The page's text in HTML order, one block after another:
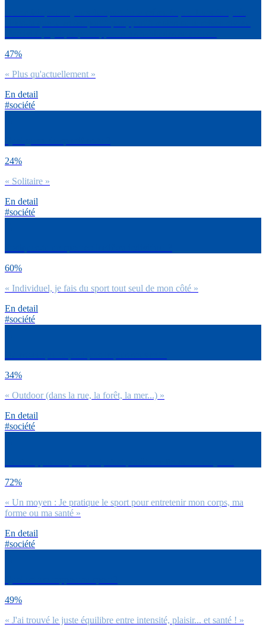
47%
« Plus qu'actuellement »
En detail
#société
24%
« Solitaire »
En detail
#société
60%
« Individuel, je fais du sport tout seul de mon côté »
En detail
#société
34%
« Outdoor (dans la rue, la forêt, la mer...) »
En detail
#société
72%
« Un moyen : Je pratique le sport pour entretenir mon corps, ma
forme ou ma santé »
En detail
#société
49%
« J'ai trouvé le juste équilibre entre intensité, plaisir... et santé ! »